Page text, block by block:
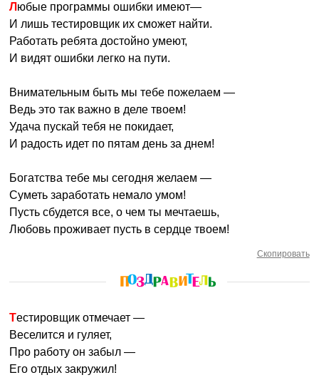
Любые программы ошибки имеют—
И лишь тестировщик их сможет найти.
Работать ребята достойно умеют,
И видят ошибки легко на пути.
Внимательным быть мы тебе пожелаем —
Ведь это так важно в деле твоем!
Удача пускай тебя не покидает,
И радость идет по пятам день за днем!
Богатства тебе мы сегодня желаем —
Суметь заработать немало умом!
Пусть сбудется все, о чем ты мечтаешь,
Любовь проживает пусть в сердце твоем!
Скопировать
Тестировщик отмечает —
Веселится и гуляет,
Про работу он забыл —
Его отдых закружил!